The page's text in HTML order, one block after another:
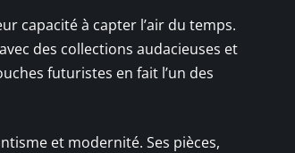
capacité à capter l’air du temps.
des collections audacieuses et
futuristes en fait l’un des
et modernité. Ses pièces,